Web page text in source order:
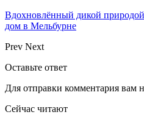
Вдохновлённый дикой
дом в Мельбурне
Prev Next
Оставьте ответ
Для отправки комментария вам
Сейчас читают